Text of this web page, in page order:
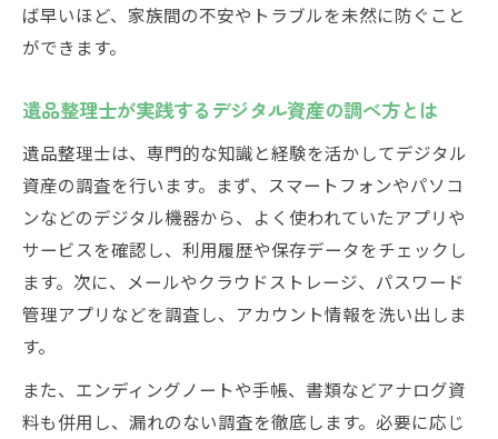
ば早いほど、家族間の不安やトラブルを未然に防ぐこと
ができます。
遺品整理士が実践するデジタル資産の調べ方とは
遺品整理士は、専門的な知識と経験を活かしてデジタル
資産の調査を行います。まず、スマートフォンやパソコ
ンなどのデジタル機器から、よく使われていたアプリや
サービスを確認し、利用履歴や保存データをチェックし
ます。次に、メールやクラウドストレージ、パスワード
管理アプリなどを調査し、アカウント情報を洗い出しま
す。
また、エンディングノートや手帳、書類などアナログ資
料も併用し、漏れのない調査を徹底します。必要に応じ